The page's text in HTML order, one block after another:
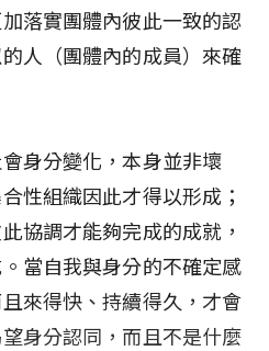
落實團體內彼此一致的認
人（團體內的成員）來確
身分變化，本身並非壞
性組織因此才得以形成；
協調才能夠完成的成就，
當自我與身分的不確定感
來得快、持續得久，才會
身分認同，而且不是什麼